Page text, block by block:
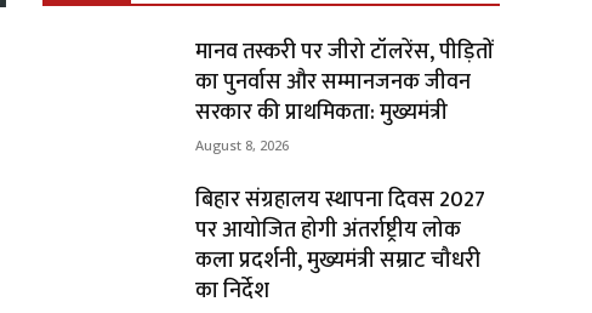
मानव तस्करी पर जीरो टॉलरेंस, पीड़ितों
का पुनर्वास और सम्मानजनक जीवन
सरकार की प्राथमिकता: मुख्यमंत्री
August 8, 2026
बिहार संग्रहालय स्थापना दिवस 2027
पर आयोजित होगी अंतर्राष्ट्रीय लोक
कला प्रदर्शनी, मुख्यमंत्री सम्राट चौधरी
का निर्देश